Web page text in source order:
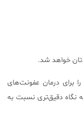
خواهد شد.
برای درمان عفونت‌های
نگاه دقیق‌تری نسبت به